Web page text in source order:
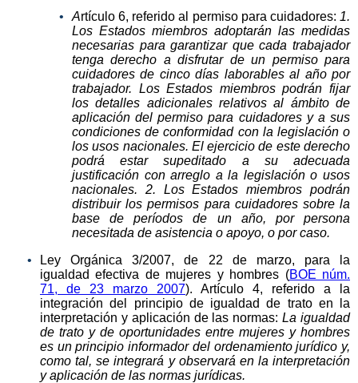
Artículo 6, referido al permiso para cuidadores: 1.
Los Estados miembros adoptarán las medidas
necesarias para garantizar que cada trabajador
tenga derecho a disfrutar de un permiso para
cuidadores de cinco días laborables al año por
trabajador. Los Estados miembros podrán fijar
los detalles adicionales relativos al ámbito de
aplicación del permiso para cuidadores y a sus
condiciones de conformidad con la legislación o
los usos nacionales. El ejercicio de este derecho
podrá estar supeditado a su adecuada
justificación con arreglo a la legislación o usos
nacionales. 2. Los Estados miembros podrán
distribuir los permisos para cuidadores sobre la
base de períodos de un año, por persona
necesitada de asistencia o apoyo, o por caso.
Ley Orgánica 3/2007, de 22 de marzo, para la
igualdad efectiva de mujeres y hombres (BOE núm.
71, de 23 marzo 2007). Artículo 4, referido a la
integración del principio de igualdad de trato en la
interpretación y aplicación de las normas:La igualdad
de trato y de oportunidades entre mujeres y hombres
es un principio informador del ordenamiento jurídico y,
como tal, se integrará y observará en la interpretación
y aplicación de las normas jurídicas.